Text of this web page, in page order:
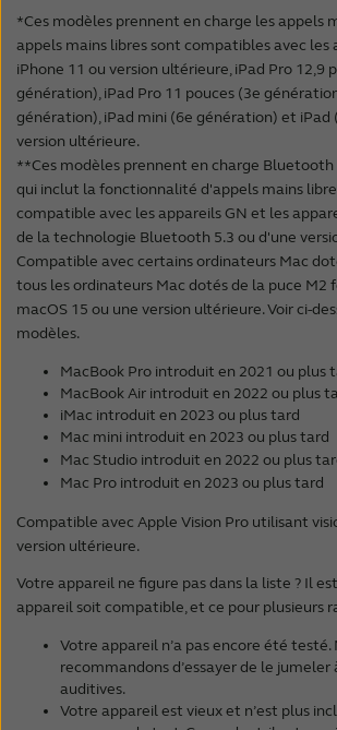
iPhone Air*
iPhone 16 Pro Max*
iPhone 16 Pro*
iPhone 16 Plus*
iPhone 16*
iPhone 16e*
iPhone 15 Pro Max*
iPhone 15 Pro*
iPhone 15 Plus*
iPhone 15*
iPhone 14 Pro Max*
iPhone 14 Pro*
iPhone 14*
iPhone 13 Pro Max*
iPhone 13 Pro*
iPhone 13*
iPhone 13 mini*
iPhone 12 Pro*
iPhone 12 mini*
iPhone 11 Pro Max*
iPhone 11 Pro*
iPhone 11*
iPhone SE (3rd generation)*
iPhone SE (2nd generation)
Samsung Galaxy S26**
Samsung Galaxy S25 Edge**
Samsung Galaxy S25 Ultra**
Samsung Galaxy S25+**
Samsung Galaxy S25**
Samsung Galaxy S25 FE**
Samsung Galaxy S24 Ultra**
Samsung Galaxy S24+**
Samsung Galaxy S24**
Samsung Galaxy S23 Ultra**
Samsung Galaxy S23+**
Samsung Galaxy S22+ 5G
Samsung Galaxy S22 5G
Samsung Galaxy S21 Ultra
Samsung Galaxy S21+
Samsung Galaxy S21
Samsung Galaxy S20 Ultra
Samsung Galaxy S20+
Samsung Galaxy S20
Samsung Galaxy S20 FE
Samsung Galaxy A36 5G**
Samsung Galaxy A55 5G**
Samsung Galaxy A54 5G
iPad Pro 12.9-inch (5th
iPad Pro 12.9-inch (4th
iPad Pro 12.9-inch (3rd
iPad Pro 11-inch (3rd
iPad Pro 11-inch (2nd
iPad Air 11-inch (M3)*
iPad Air (4th generation)*
iPad Air (3rd generation)
iPad mini (6th generation)*
iPad mini (5th generation)
iPad (10th generation)*
iPad (8th generation)*
iPad (7th generation)
*Ces modèles prennent en charge les appels
appels mains libres sont compatibles avec les
iPhone 11 ou version ultérieure, iPad Pro 12,9
génération), iPad Pro 11 pouces (3e
génération), iPad mini (6e génération) et iPad
version ultérieure.
**Ces modèles prennent en charge Bluetooth
qui inclut la fonctionnalité d'appels mains
compatible avec les appareils GN et les
de la technologie Bluetooth 5.3 ou d'une
Compatible avec certains ordinateurs Mac
tous les ordinateurs Mac dotés de la puce M2
macOS 15 ou une version ultérieure. Voir ci-
modèles.
MacBook Pro introduit en 2021 ou plus
MacBook Air introduit en 2022 ou plus
iMac introduit en 2023 ou plus tard
Mac mini introduit en 2023 ou plus tard
Mac Studio introduit en 2022 ou plus
Mac Pro introduit en 2023 ou plus tard
Compatible avec Apple Vision Pro utilisant
version ultérieure.
Votre appareil ne figure pas dans la liste ? Il
appareil soit compatible, et ce pour plusieurs
Votre appareil n’a pas encore été testé.
recommandons d’essayer de le jumeler
auditives.
Votre appareil est vieux et n’est plus